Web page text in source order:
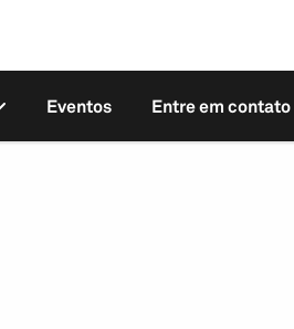
Eventos Entre em contato